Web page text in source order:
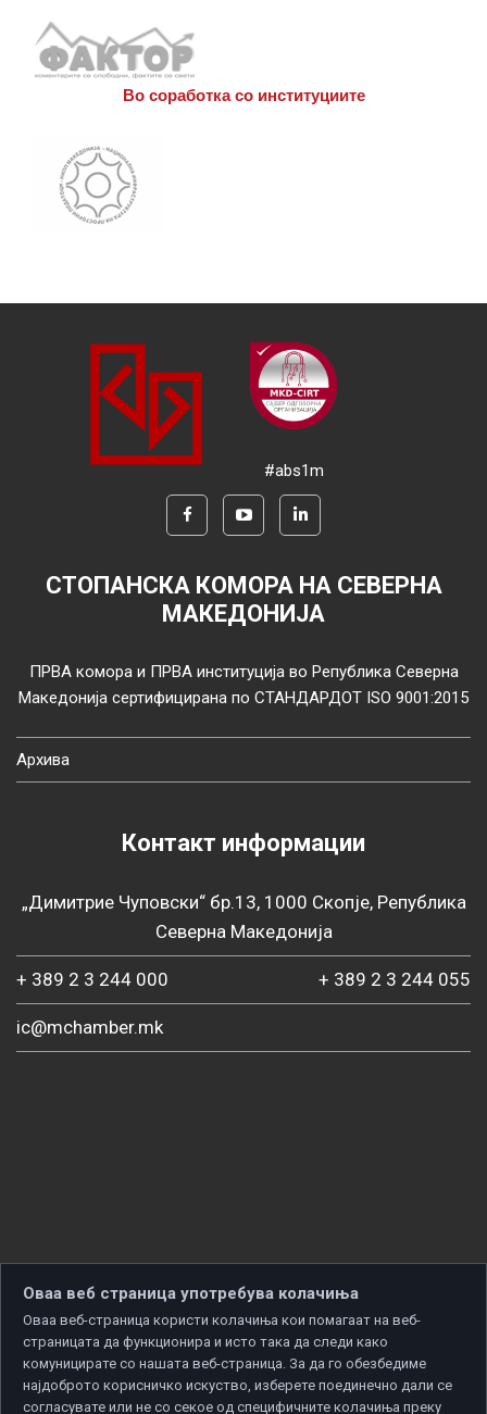
Во соработка со институциите
#abs1m
СТОПАНСКА КОМОРА НА СЕВЕРНА
МАКЕДОНИЈА
ПРВА комора и ПРВА институција во Република Северна
Македонија сертифицирана по СТАНДАРДОТ ISO 9001:2015
Архива
Контакт информации
„Димитрие Чуповски“ бр.13, 1000 Скопје, Република
Северна Македонија
+ 389 2 3 244 000 + 389 2 3 244 055
ic@mchamber.mk
Оваа веб страница употребува колачиња
Оваа веб-страница користи колачиња кои помагаат на веб-
страницата да функционира и исто така да следи како
комуницирате со нашата веб-страница. За да го обезбедиме
најдоброто корисничко искуство, изберете поединечно дали се
согласувате или не со секое од специфичните колачиња преку